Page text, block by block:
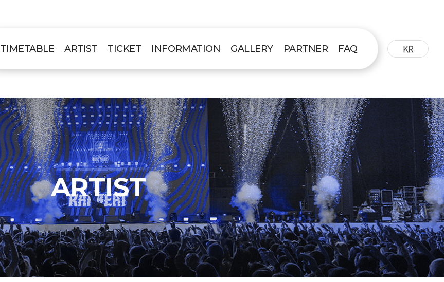
TIMETABLE ARTIST TICKET INFORMATION GALLERY PARTNER FAQ KR
ARTIST